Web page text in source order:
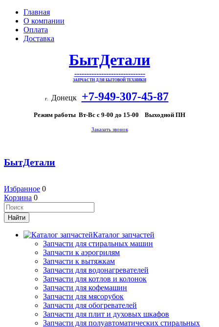
Главная
О компании
Оплата
Доставка
БытДетали
-----------------------------
ЗАПЧАСТИ ДЛЯ БЫТОВОЙ ТЕХНИКИ
г. Донецк +7-949-307-45-87
Режим работы Вт-Вс с 9-00 до 15-00 Выходной ПН
Заказать звонок
БытДетали
Избранное 0
Корзина 0
Каталог запчастей
Запчасти для стиральных машин
Запчасти к аэрогрилям
Запчасти к вытяжкам
Запчасти для водонагревателей
Запчасти для котлов и колонок
Запчасти для кофемашин
Запчасти для мясорубок
Запчасти для обогревателей
Запчасти для плит и духовых шкафов
Запчасти для полуавтоматических стиральных